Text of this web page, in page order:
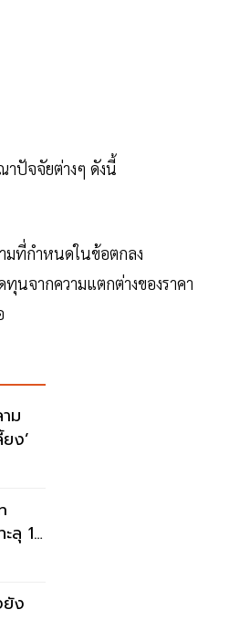
ปัจจัยต่างๆ ดังนี้
มที่กำหนดในข้อตกลง
นจากความแตกต่างของราคา
ม
ง’
ง